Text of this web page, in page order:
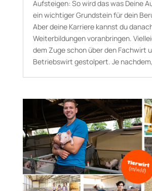
Aufsteigen: So wird das was Deine
ein wichtiger Grundstein für dein
Aber deine Karriere kannst du
Weiterbildungen voranbringen.
dem Zuge schon über den Fachwirt
Betriebswirt gestolpert. Je